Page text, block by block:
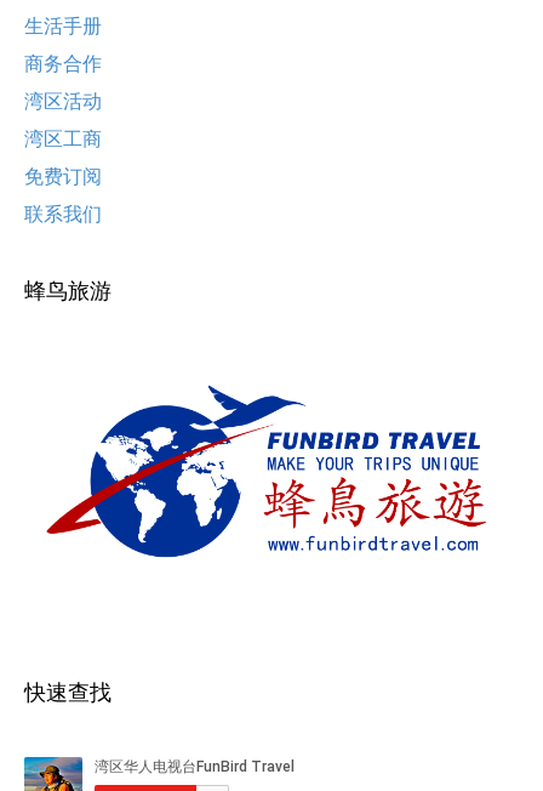
生活手册
商务合作
湾区活动
湾区工商
免费订阅
联系我们
蜂鸟旅游
快速查找